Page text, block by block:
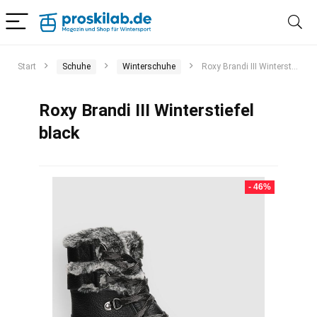
Start Schuhe Winterschuhe Roxy Brandi III Winterstiefel black
Roxy Brandi III Winterstiefel
black
- 46%